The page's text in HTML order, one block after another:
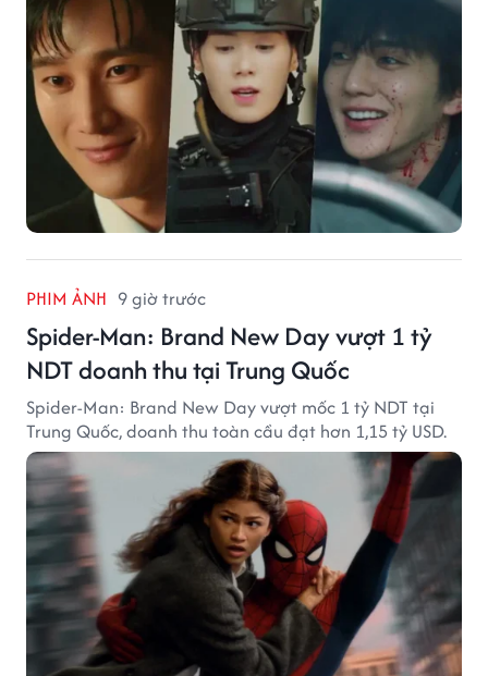
PHIM ẢNH 9 giờ trước
Spider-Man: Brand New Day vượt 1 tỷ
NDT doanh thu tại Trung Quốc
Spider-Man: Brand New Day vượt mốc 1 tỷ NDT tại
Trung Quốc, doanh thu toàn cầu đạt hơn 1,15 tỷ USD.